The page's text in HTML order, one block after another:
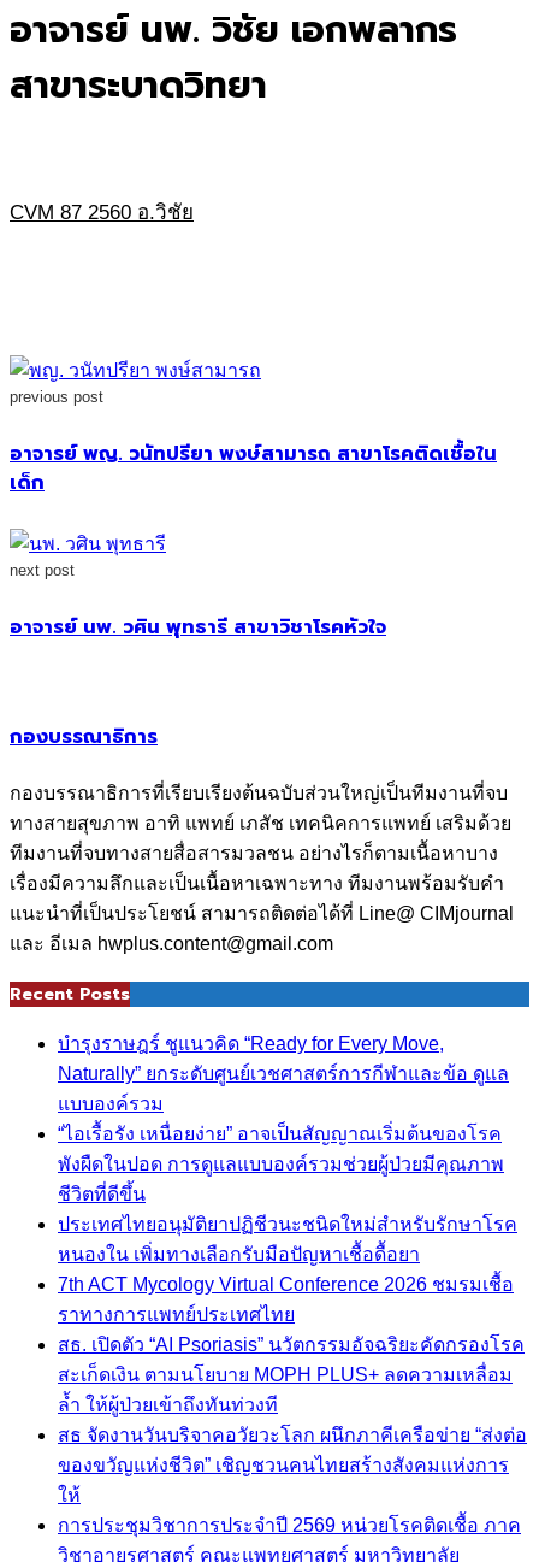
อาจารย์ นพ. วิชัย เอกพลากร
สาขาระบาดวิทยา
CVM 87 2560 อ.วิชัย
previous post
อาจารย์ พญ. วนัทปรียา พงษ์สามารถ สาขาโรคติดเชื้อใน
เด็ก
next post
อาจารย์ นพ. วศิน พุทธารี สาขาวิชาโรคหัวใจ
กองบรรณาธิการ
กองบรรณาธิการที่เรียบเรียงต้นฉบับส่วนใหญ่เป็นทีมงานที่จบ
ทางสายสุขภาพ อาทิ แพทย์ เภสัช เทคนิคการแพทย์ เสริมด้วย
ทีมงานที่จบทางสายสื่อสารมวลชน อย่างไรก็ตามเนื้อหาบาง
เรื่องมีความลึกและเป็นเนื้อหาเฉพาะทาง ทีมงานพร้อมรับคำ
แนะนำที่เป็นประโยชน์ สามารถติดต่อได้ที่ Line@ CIMjournal
และ อีเมล hwplus.content@gmail.com
Recent Posts
บำรุงราษฎร์ ชูแนวคิด “Ready for Every Move,
Naturally” ยกระดับศูนย์เวชศาสตร์การกีฬาและข้อ ดูแล
แบบองค์รวม
“ไอเรื้อรัง เหนื่อยง่าย” อาจเป็นสัญญาณเริ่มต้นของโรค
พังผืดในปอด การดูแลแบบองค์รวมช่วยผู้ป่วยมีคุณภาพ
ชีวิตที่ดีขึ้น
ประเทศไทยอนุมัติยาปฏิชีวนะชนิดใหม่สำหรับรักษาโรค
หนองใน เพิ่มทางเลือกรับมือปัญหาเชื้อดื้อยา
7th ACT Mycology Virtual Conference 2026 ชมรมเชื้อ
ราทางการแพทย์ประเทศไทย
สธ. เปิดตัว “AI Psoriasis” นวัตกรรมอัจฉริยะคัดกรองโรค
สะเก็ดเงิน ตามนโยบาย MOPH PLUS+ ลดความเหลื่อม
ล้ำ ให้ผู้ป่วยเข้าถึงทันท่วงที
สธ จัดงานวันบริจาคอวัยวะโลก ผนึกภาคีเครือข่าย “ส่งต่อ
ของขวัญแห่งชีวิต” เชิญชวนคนไทยสร้างสังคมแห่งการ
ให้
การประชุมวิชาการประจำปี 2569 หน่วยโรคติดเชื้อ ภาค
วิชาอายุรศาสตร์ คณะแพทยศาสตร์ มหาวิทยาลัย